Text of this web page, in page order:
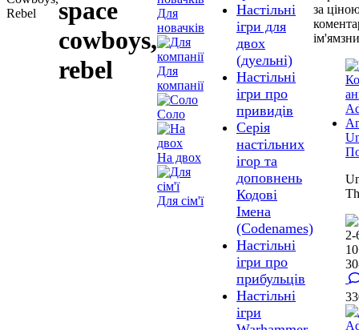
Rebel
space
cowboys,
rebel
Для
новачків
Для
компанії
Соло
На двох
Для сім'ї
Настільні
ігри для
двох
(дуельні)
Настільні
ігри про
привидів
Серія
настільних
ігор та
доповнень
Кодові
Імена
(Codenames)
Настільні
ігри про
прибульців
Настільні
ігри
за
ім'ям
2-